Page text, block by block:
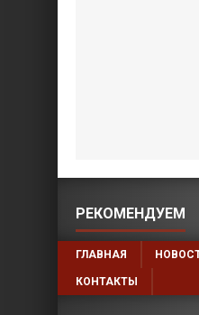
РЕКОМЕНДУЕМ
ГЛАВНАЯ
КОНТАКТЫ